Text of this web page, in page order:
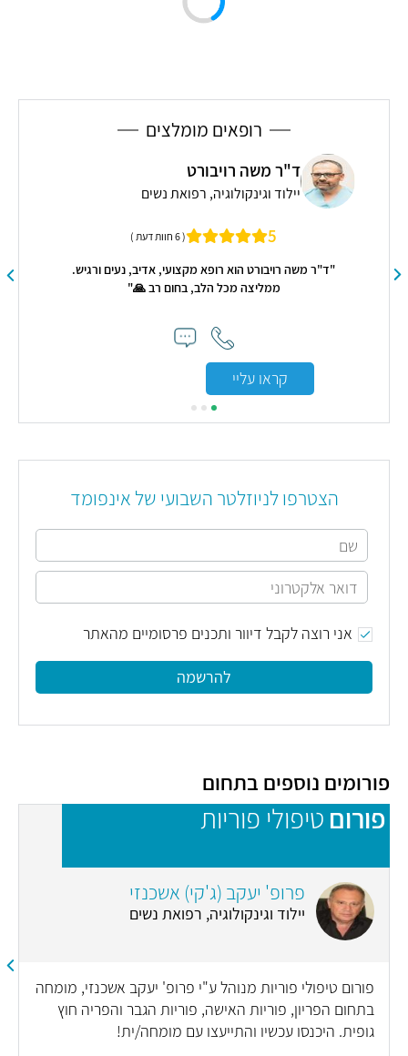
רופאים מומלצים
ד"ר משה רויבורט
יילוד וגינקולוגיה, רפואת נשים
5 ( 6 חוות דעת )
"ד"ר משה רויבורט הוא רופא מקצועי, אדיב, נעים ורגיש.
ממליצה מכל הלב, בחום רב 🙏"
קראו עליי
הצטרפו לניוזלטר השבועי של אינפומד
אני רוצה לקבל דיוור ותכנים פרסומיים מהאתר
להרשמה
פורומים נוספים בתחום
פורום טיפולי פוריות
פרופ' יעקב (ג'קי) אשכנזי
יילוד וגינקולוגיה, רפואת נשים
פורום טיפולי פוריות מנוהל ע"י פרופ' יעקב אשכנזי, מומחה
בתחום הפריון, פוריות האישה, פוריות הגבר והפריה חוץ
גופית. היכנסו עכשיו והתייעצו עם מומחה/ית!